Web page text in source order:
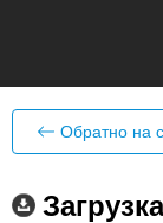
Обратно на